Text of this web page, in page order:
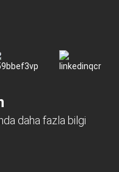
daha fazla bilgi